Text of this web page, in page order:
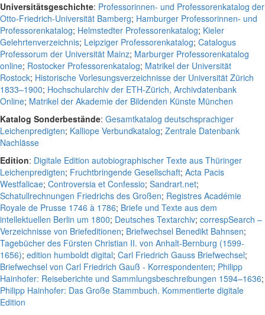
Universitätsgeschichte: Professorinnen- und Professorenkatalog der
Otto-Friedrich-Universität Bamberg; Hamburger Professorinnen- und
Professorenkatalog; Helmstedter Professorenkatalog; Kieler
Gelehrtenverzeichnis; Leipziger Professorenkatalog; Catalogus
Professorum der Universität Mainz; Marburger Professorenkatalog
online; Rostocker Professorenkatalog; Matrikel der Universität
Rostock; Historische Vorlesungsverzeichnisse der Universität Zürich
1833–1900; Hochschularchiv der ETH-Zürich, Archivdatenbank
Online; Matrikel der Akademie der Bildenden Künste München
Katalog Sonderbestände: Gesamtkatalog deutschsprachiger
Leichenpredigten; Kalliope Verbundkatalog; Zentrale Datenbank
Nachlässe
Edition: Digitale Edition autobiographischer Texte aus Thüringer
Leichenpredigten; Fruchtbringende Gesellschaft; Acta Pacis
Westfalicae; Controversia et Confessio; Sandrart.net;
Schatullrechnungen Friedrichs des Großen; Registres Académie
Royale de Prusse 1746 à 1786; Briefe und Texte aus dem
intellektuellen Berlin um 1800; Deutsches Textarchiv; correspSearch –
Verzeichnisse von Briefeditionen; Briefwechsel Benedikt Bahnsen;
Tagebücher des Fürsten Christian II. von Anhalt-Bernburg (1599-
1656); edition humboldt digital; Carl Friedrich Gauss Briefwechsel;
Briefwechsel von Carl Friedrich Gauß - Korrespondenten; Philipp
Hainhofer: Reiseberichte und Sammlungsbeschreibungen 1594–1636;
Philipp Hainhofer: Das Große Stammbuch. Kommentierte digitale
Edition